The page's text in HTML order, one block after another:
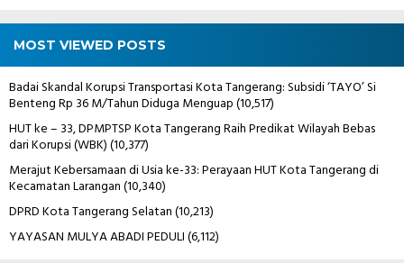
MOST VIEWED POSTS
Badai Skandal Korupsi Transportasi Kota Tangerang: Subsidi ‘TAYO’ Si
Benteng Rp 36 M/Tahun Diduga Menguap(10,517)
HUT ke – 33, DPMPTSP Kota Tangerang Raih Predikat Wilayah Bebas
dari Korupsi (WBK)(10,377)
Merajut Kebersamaan di Usia ke-33: Perayaan HUT Kota Tangerang di
Kecamatan Larangan(10,340)
DPRD Kota Tangerang Selatan(10,213)
YAYASAN MULYA ABADI PEDULI(6,112)